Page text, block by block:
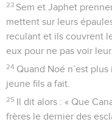
23 Sem et Japhet
mettent sur leurs
reculant et ils couvrent
eux pour ne pas voir leur
24 Quand Noé n’est
jeune fils a fait.
25 Il dit alors : « Que
frères le dernier des